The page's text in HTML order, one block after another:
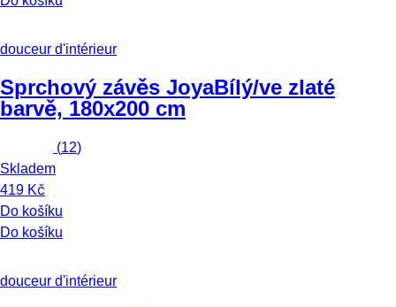
douceur d'intérieur
Sprchový závěs JoyaBílý/ve zlaté
barvě, 180x200 cm
(12)
Skladem
419 Kč
Do košíku
Do košíku
douceur d'intérieur